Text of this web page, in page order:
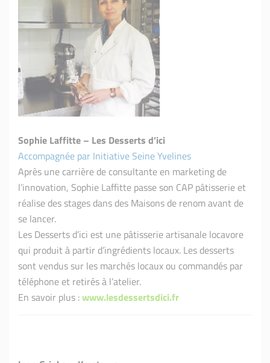
Sophie Laffitte – Les Desserts d’ici
Accompagnée par Initiative Seine Yvelines
Après une carrière de consultante en marketing de
l’innovation, Sophie Laffitte passe son CAP pâtisserie et
réalise des stages dans des Maisons de renom avant de
se lancer.
Les Desserts d’ici est une pâtisserie artisanale locavore
qui produit à partir d’ingrédients locaux. Les desserts
sont vendus sur les marchés locaux ou commandés par
téléphone et retirés à l’atelier.
En savoir plus :www.lesdessertsdici.fr